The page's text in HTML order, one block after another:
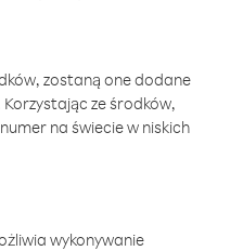
zostaną one dodane
ze środków,
na świecie w niskich
wykonywanie